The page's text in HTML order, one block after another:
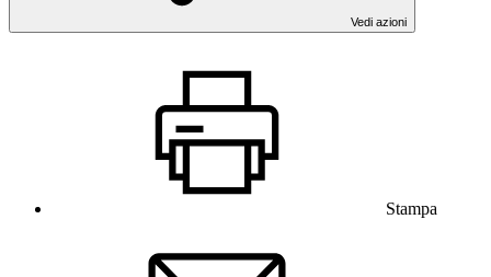
Vedi azioni
Stampa